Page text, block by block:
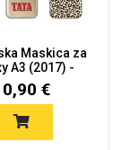
Maskica za
A3 (2017) -
Šaren... €